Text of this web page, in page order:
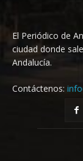
El Periódico de
ciudad donde
Andalucía.
Contáctenos: